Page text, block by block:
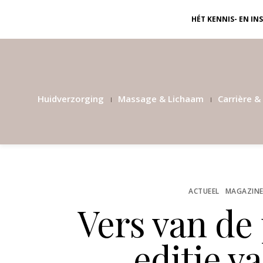
HÉT KENNIS- EN
Huidverzorging Massage & Lichaam Carrière
ACTUEEL MAGAZINE
Vers van